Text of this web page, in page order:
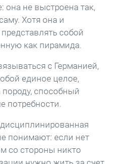
она не выстроена так,
Хотя она и
собой
как пирамида.
с Германией,
единое целое,
способный
потребности.
понимают: если нет
со стороны никто